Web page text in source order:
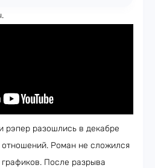
рэпер разошлись в декабре
отношений. Роман не сложился
После разрыва